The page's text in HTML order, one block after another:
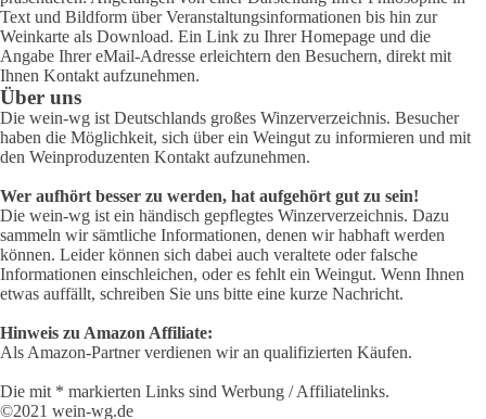
Text und Bildform über Veranstaltungsinformationen bis hin zur
Weinkarte als Download. Ein Link zu Ihrer Homepage und die
Angabe Ihrer eMail-Adresse erleichtern den Besuchern, direkt mit
Ihnen Kontakt aufzunehmen.
Über uns
Die wein-wg ist Deutschlands großes Winzerverzeichnis. Besucher
haben die Möglichkeit, sich über ein Weingut zu informieren und mit
den Weinproduzenten Kontakt aufzunehmen.
Wer aufhört besser zu werden, hat aufgehört gut zu sein!
Die wein-wg ist ein händisch gepflegtes Winzerverzeichnis. Dazu
sammeln wir sämtliche Informationen, denen wir habhaft werden
können. Leider können sich dabei auch veraltete oder falsche
Informationen einschleichen, oder es fehlt ein Weingut. Wenn Ihnen
etwas auffällt, schreiben Sie uns bitte eine kurze Nachricht.
Hinweis zu Amazon Affiliate:
Als Amazon-Partner verdienen wir an qualifizierten Käufen.
Die mit * markierten Links sind Werbung / Affiliatelinks.
©2021 wein-wg.de